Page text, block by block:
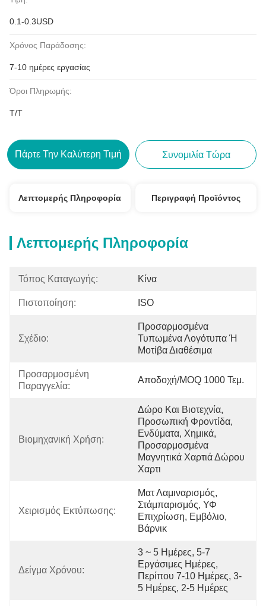
0.1-0.3USD
Χρόνος Παράδοσης:
7-10 ημέρες εργασίας
Όροι Πληρωμής:
T/T
Πάρτε Την Καλύτερη Τιμή Συνομιλία Τώρα
Λεπτομερής Πληροφορία Περιγραφή Προϊόντος
Λεπτομερής Πληροφορία
Τόπος Καταγωγής: Κίνα
Πιστοποίηση: ISO
Σχέδιο:
Προσαρμοσμένα
Τυπωμένα Λογότυπα Ή
Μοτίβα Διαθέσιμα
Προσαρμοσμένη
Παραγγελία:
Αποδοχή/MOQ 1000 Τεμ.
Βιομηχανική Χρήση:
Δώρο Και Βιοτεχνία,
Προσωπική Φροντίδα,
Ενδύματα, Χημικά,
Προσαρμοσμένα
Μαγνητικά Χαρτιά Δώρου
Χαρτι
Χειρισμός Εκτύπωσης:
Ματ Λαμιναρισμός,
Στάμπαρισμός, ΥΦ
Επιχρίωση, Εμβόλιο,
Βάρνικ
Δείγμα Χρόνου:
3 ~ 5 Ημέρες, 5-7
Εργάσιμες Ημέρες,
Περίπου 7-10 Ημέρες, 3-
5 Ημέρες, 2-5 Ημέρες